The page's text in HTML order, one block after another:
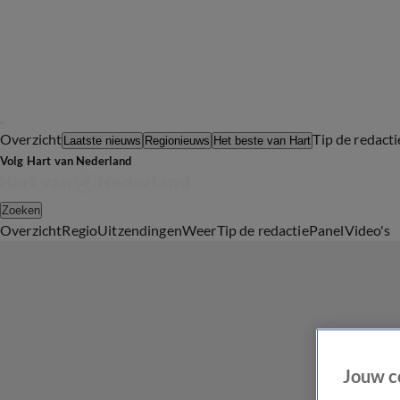
Overzicht Laatste nieuws Regionieuws Het beste van HartTip de
Volg Hart van Nederland
Zoeken
OverzichtRegioUitzendingenWeerTip de redactiePanelVideo's
Jouw